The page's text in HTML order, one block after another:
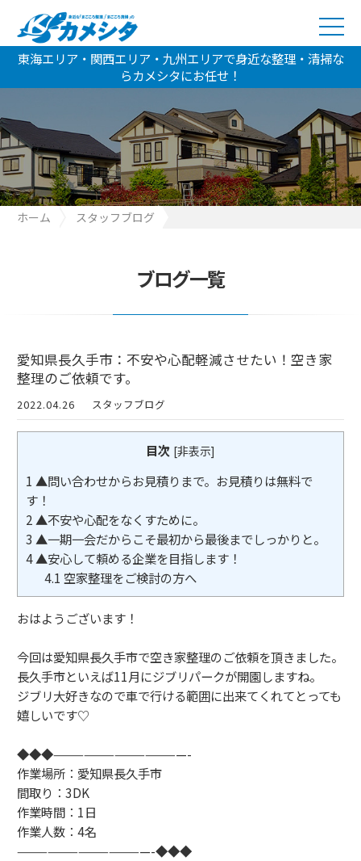
東海エリア・関西エリア・九州エリアで身近な整理・清掃な
らカメシタにお任せ！
ホーム
スタッフブログ
ブログ一覧
愛知県長久手市：不安や心配軽減させたい！空き家
整理のご依頼です。
2022.04.26 スタッフブログ
目次 [非表示]
1 ▲問い合わせからお見積りまで。お見積りは無料で
す！
2 ▲不安や心配をなくすために。
3 ▲一期一会だからこそ最初から最後までしっかりと。
4▲安心して頼める企業を目指します！
4.1 空家整理をご検討の方へ
おはようございます！
今回は愛知県長久手市で空き家整理のご依頼を頂きました。
長久手市といえば11月にジブリパークが開園しますね。
ジブリ大好きなので車で行ける範囲に出来てくれてとっても
嬉しいです♡
◆◆◆—————————————-
作業場所：愛知県長久手市
間取り：3DK
作業時間：1日
作業人数：4名
—————————————-◆◆◆